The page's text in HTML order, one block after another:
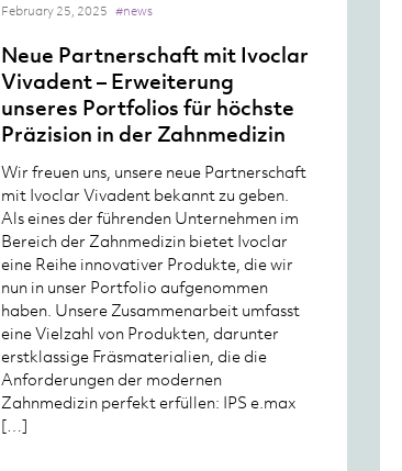
February 25, 2025 #news
Neue Partnerschaft mit Ivoclar
Vivadent – Erweiterung
unseres Portfolios für höchste
Präzision in der Zahnmedizin
Wir freuen uns, unsere neue Partnerschaft
mit Ivoclar Vivadent bekannt zu geben.
Als eines der führenden Unternehmen im
Bereich der Zahnmedizin bietet Ivoclar
eine Reihe innovativer Produkte, die wir
nun in unser Portfolio aufgenommen
haben. Unsere Zusammenarbeit umfasst
eine Vielzahl von Produkten, darunter
erstklassige Fräsmaterialien, die die
Anforderungen der modernen
Zahnmedizin perfekt erfüllen: IPS e.max
[…]